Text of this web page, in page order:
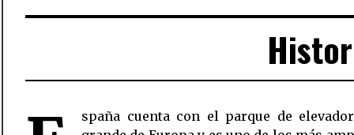
spaña cuenta con el parque de